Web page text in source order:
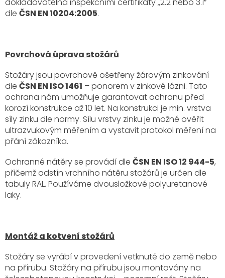
dokladovatelná inspekčními certifikáty „2.2 nebo 3.1“
dle ČSN EN 10204:2005.
Povrchová úprava stožárů
Stožáry jsou povrchově ošetřeny žárovým zinkování
dle ČSN EN ISO 1461 – ponorem v zinkové lázni. Tato
ochrana nám umožňuje garantovat ochranu před
korozí konstrukce až 10 let. Na konstrukci je min. vrstva
síly zinku dle normy. Sílu vrstvy zinku je možné ověřit
ultrazvukovým měřením a vystavit protokol měření na
přání zákazníka.
Ochranné nátěry se provádí dle ČSN EN ISO 12 944-5,
přičemž odstín vrchního nátěru stožárů je určen dle
tabuly RAL. Používáme dvousložkové polyuretanové
laky.
Montáž a kotvení stožárů
Stožáry se vyrábí v provedení vetknuté do země nebo
na přírubu. Stožáry na přírubu jsou montovány na